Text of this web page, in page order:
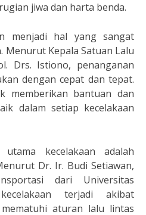
jiwa dan harta benda.
menjadi hal yang sangat
Kepala Satuan Lalu
Drs. Istiono, penanganan
dengan cepat dan tepat.
memberikan bantuan dan
dalam setiap kecelakaan
kecelakaan adalah
Dr. Ir. Budi Setiawan,
dari Universitas
terjadi akibat
aturan lalu lintas